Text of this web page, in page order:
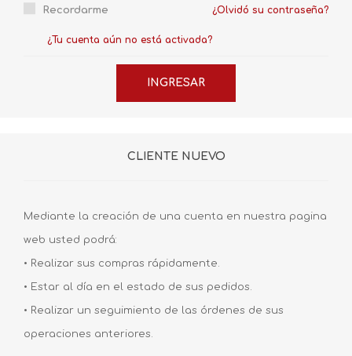
Recordarme ¿Olvidó su contraseña?
¿Tu cuenta aún no está activada?
CLIENTE NUEVO
Mediante la creación de una cuenta en nuestra pagina
web usted podrá:
• Realizar sus compras rápidamente.
• Estar al día en el estado de sus pedidos.
• Realizar un seguimiento de las órdenes de sus
operaciones anteriores.